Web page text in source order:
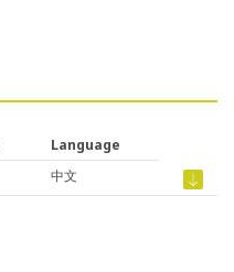
Language
中文